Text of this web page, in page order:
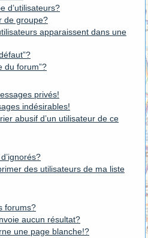
d’utilisateurs?
de groupe?
apparaissent dans une
du forum”?
privés!
indésirables!
abusif d’un utilisateur de ce
des utilisateurs de ma liste
forums?
aucun résultat?
une page blanche!?